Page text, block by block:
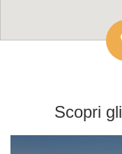
Scopri gli